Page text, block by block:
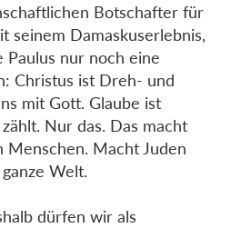
Botschafter für
seinem Damaskuserlebnis,
nur noch eine
Christus ist Dreh- und
mit Gott. Glaube ist
Nur das. Das macht
Macht Juden
Welt.
dürfen wir als